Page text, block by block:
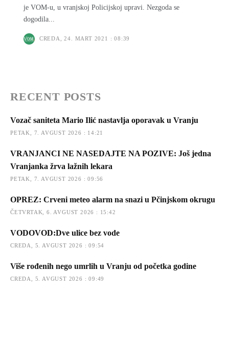
je VOM-u, u vranjskoj Policijskoj upravi. Nezgoda se
dogodila...
CREDA, 24. MART 2021 : 08:39
RECENT POSTS
Vozač saniteta Mario Ilić nastavlja oporavak u Vranju
PETAK, 7. AVGUST 2026 : 14:21
VRANJANCI NE NASEDAJTE NA POZIVE: Još jedna
Vranjanka žrva lažnih lekara
PETAK, 7. AVGUST 2026 : 09:56
OPREZ: Crveni meteo alarm na snazi u Pčinjskom okrugu
ČETVRTAK, 6. AVGUST 2026 : 15:42
VODOVOD:Dve ulice bez vode
CREDA, 5. AVGUST 2026 : 09:54
Više rođenih nego umrlih u Vranju od početka godine
CREDA, 5. AVGUST 2026 : 09:49